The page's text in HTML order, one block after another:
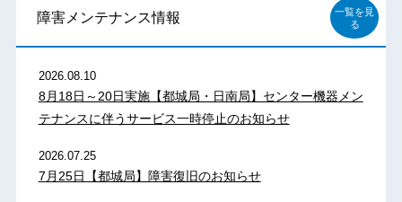
障害メンテナンス情報
一覧を見
る
2026.08.10
8月18日～20日実施【都城局・日南局】センター機器メン
テナンスに伴うサービス一時停止のお知らせ
2026.07.25
7月25日【都城局】障害復旧のお知らせ